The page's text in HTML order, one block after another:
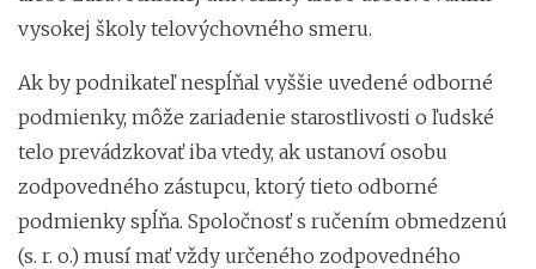
vysokej školy telovýchovného smeru.
Ak by podnikateľ nespĺňal vyššie uvedené odborné
podmienky, môže zariadenie starostlivosti o ľudské
telo prevádzkovať iba vtedy, ak ustanoví osobu
zodpovedného zástupcu, ktorý tieto odborné
podmienky spĺňa. Spoločnosť s ručením obmedzenú
(s. r. o.) musí mať vždy určeného zodpovedného